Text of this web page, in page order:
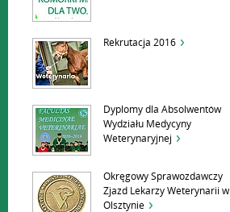
Rekrutacja 2016
Dyplomy dla Absolwentów
Wydziału Medycyny
Weterynaryjnej
Okręgowy Sprawozdawczy
Zjazd Lekarzy Weterynarii w
Olsztynie